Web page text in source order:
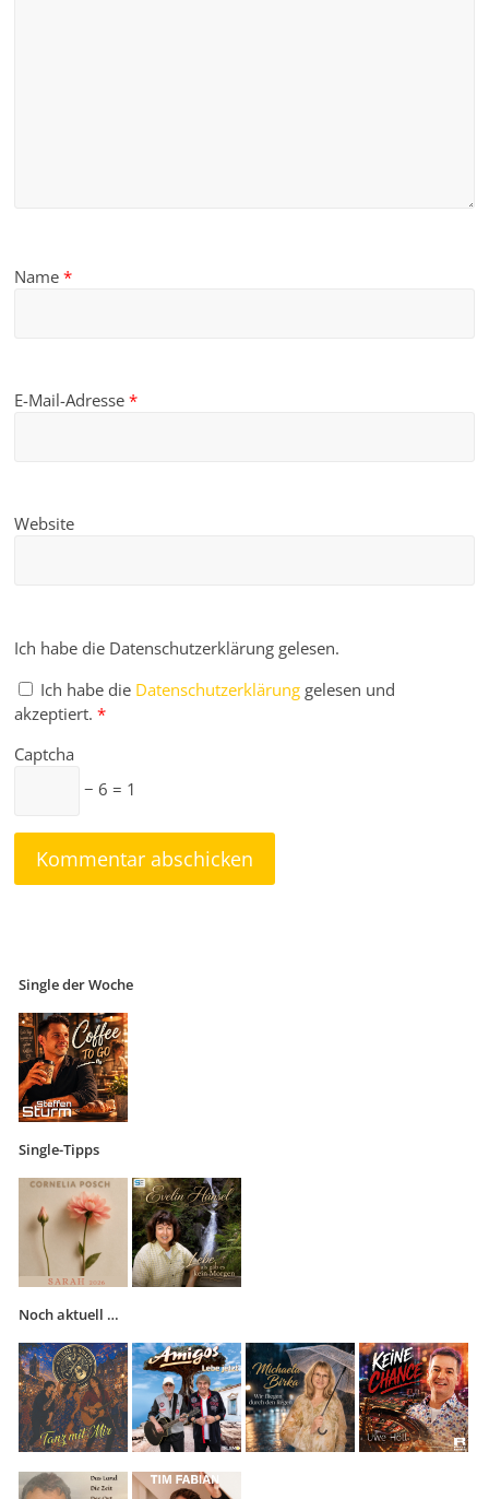
Name*
E-Mail-Adresse*
Website
Ich habe die Datenschutzerklärung gelesen.
Ich habe die Datenschutzerklärung gelesen und
akzeptiert. *
Captcha
− 6 = 1
Single der Woche
Single-Tipps
Noch aktuell …